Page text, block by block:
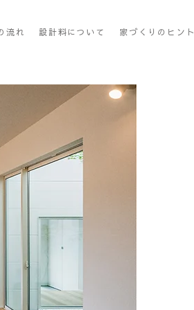
流れ 設計料について ​家づくりのヒント